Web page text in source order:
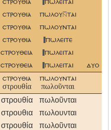
στρουθια πωλειται
στρουθια πωλουται
στρουθια πωλουνται
στρουθια πωλειτε
στρουθεια πωλειται
στρουθεια πωλειται δυο
στρουθια
στρουθία
πωλουνται
πωλοῦνται
στρουθία πωλοῦνται
στρουθια πωλουνται
στρουθία πωλοῦνται